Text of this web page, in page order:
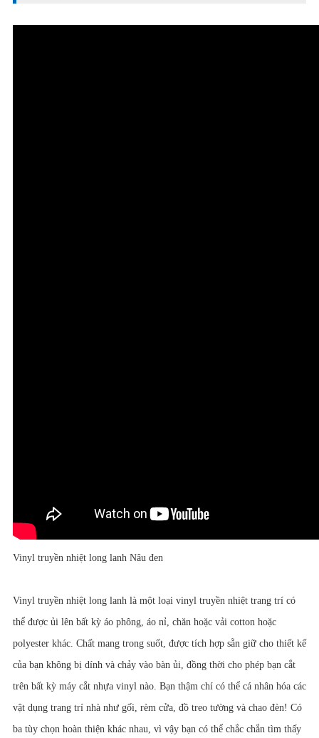
Vinyl truyền nhiệt long lanh Nâu đen
Vinyl truyền nhiệt long lanh là một loại vinyl truyền nhiệt trang trí có
thể được ủi lên bất kỳ áo phông, áo nỉ, chăn hoặc vải cotton hoặc
polyester khác. Chất mang trong suốt, được tích hợp sẵn giữ cho thiết kế
của bạn không bị dính và chảy vào bàn ủi, đồng thời cho phép bạn cắt
trên bất kỳ máy cắt nhựa vinyl nào. Bạn thậm chí có thể cá nhân hóa các
vật dụng trang trí nhà như gối, rèm cửa, đồ treo tường và chao đèn! Có
ba tùy chọn hoàn thiện khác nhau, vì vậy bạn có thể chắc chắn tìm thấy